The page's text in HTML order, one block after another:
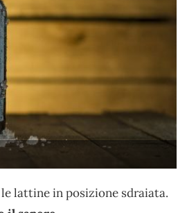
lattine in posizione sdraiata.